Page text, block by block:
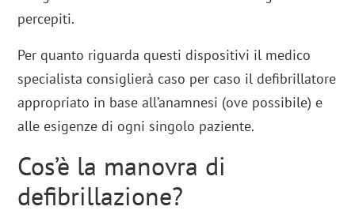
percepiti.
Per quanto riguarda questi dispositivi il medico
specialista consiglierà caso per caso il defibrillatore
appropriato in base all’anamnesi (ove possibile) e
alle esigenze di ogni singolo paziente.
Cos’è la manovra di
defibrillazione?